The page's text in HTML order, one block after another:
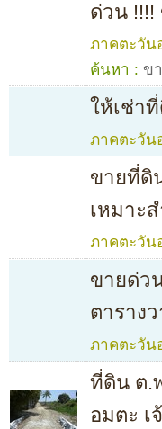
ด่วน
ภาคตะวัน
ค้นหา : ข
ให้เช่า
ภาคตะวัน
ขายที่ดิ
เหมาะ
ภาคตะวัน
ขายด่ว
ตาราง
ภาคตะวัน
ที่ดิน ต.
อมตะ เ